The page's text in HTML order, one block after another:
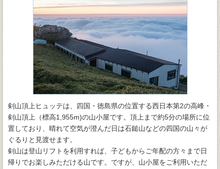
剣山頂上ヒュッテは、四国・徳島県の位置する西日本第2の高峰・
剣山頂上（標高1,955m)の山小屋です。頂上まで約5分の場所に位
置しており、晴れて空気が澄んだ日は石鎚山などの四国の山々が
ぐるりと見渡せます。
剣山は登山リフトを利用すれば、子どもからご年配の方々まで日
帰りでお楽しみただける山です。ですが、山小屋をご利用いただ